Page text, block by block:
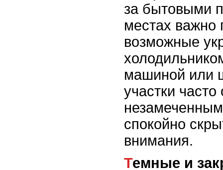
за бытовыми
местах важно
возможные
машиной или
участки часто
спокойно
внимания.
Темные и закрытые